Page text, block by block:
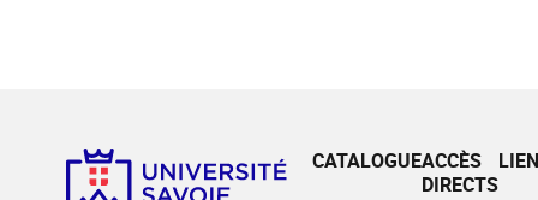
CATALOGUEACCÈS
DIRECTS